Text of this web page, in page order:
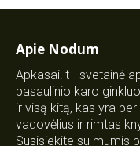
Apie Nodum
Apkasai.lt - svetainė
pasaulinio karo
ir visą kitą, kas yra
vadovėlius ir rimtas
Susisiekite su mumis